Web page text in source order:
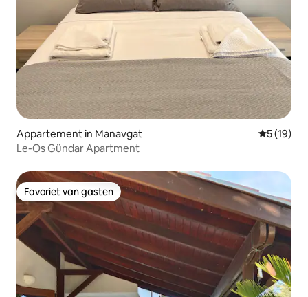
Appartement in Manavgat
5 (19)
Le-Os Gündar Apartment
Favoriet van gasten
Favoriet van gasten